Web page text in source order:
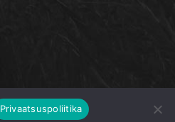
Privaatsuspoliitika